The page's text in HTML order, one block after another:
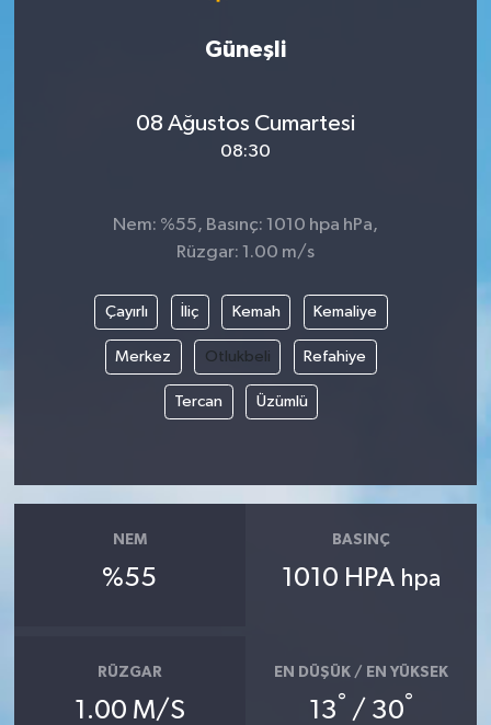
Güneşli
08 Ağustos Cumartesi
08:30
Nem: %55, Basınç: 1010 hpa hPa,
Rüzgar: 1.00 m/s
Çayırlı İliç Kemah Kemaliye
Merkez Otlukbeli Refahiye
Tercan Üzümlü
NEM
%55
BASINÇ
1010 HPA hpa
RÜZGAR
1.00 M/S
EN DÜŞÜK / EN YÜKSEK
13° / 30°